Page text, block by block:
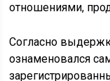
отношениями,
Согласно
ознаменовался